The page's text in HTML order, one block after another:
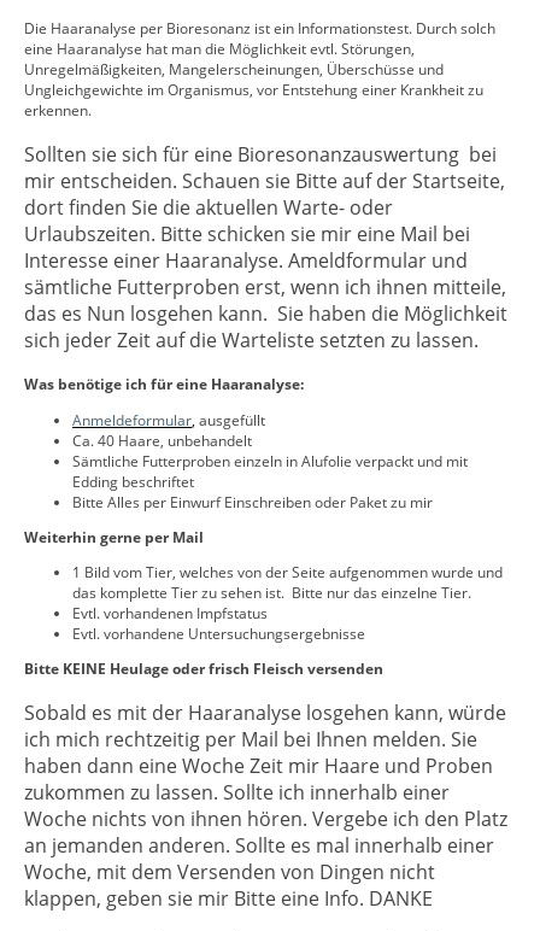
Die Haaranalyse per Bioresonanz ist ein Informationstest. Durch solch
eine Haaranalyse hat man die Möglichkeit evtl. Störungen,
Unregelmäßigkeiten, Mangelerscheinungen, Überschüsse und
Ungleichgewichte im Organismus, vor Entstehung einer Krankheit zu
erkennen.
Sollten sie sich für eine Bioresonanzauswertung bei
mir entscheiden. Schauen sie Bitte auf der Startseite,
dort finden Sie die aktuellen Warte- oder
Urlaubszeiten. Bitte schicken sie mir eine Mail bei
Interesse einer Haaranalyse. Ameldformular und
sämtliche Futterproben erst, wenn ich ihnen mitteile,
das es Nun losgehen kann. Sie haben die Möglichkeit
sich jeder Zeit auf die Warteliste setzten zu lassen.
Was benötige ich für eine Haaranalyse:
Anmeldeformular, ausgefüllt
Ca. 40 Haare, unbehandelt
Sämtliche Futterproben einzeln in Alufolie verpackt und mit
Edding beschriftet
Bitte Alles per Einwurf Einschreiben oder Paket zu mir
Weiterhin gerne per Mail
1 Bild vom Tier, welches von der Seite aufgenommen wurde und
das komplette Tier zu sehen ist. Bitte nur das einzelne Tier.
Evtl. vorhandenen Impfstatus
Evtl. vorhandene Untersuchungsergebnisse
Bitte KEINE Heulage oder frisch Fleisch versenden
Sobald es mit der Haaranalyse losgehen kann, würde
ich mich rechtzeitig per Mail bei Ihnen melden. Sie
haben dann eine Woche Zeit mir Haare und Proben
zukommen zu lassen. Sollte ich innerhalb einer
Woche nichts von ihnen hören. Vergebe ich den Platz
an jemanden anderen. Sollte es mal innerhalb einer
Woche, mit dem Versenden von Dingen nicht
klappen, geben sie mir Bitte eine Info. DANKE